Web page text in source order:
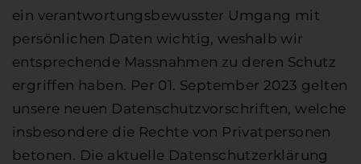
ein verantwortungsbewusster Umgang mit
persönlichen Daten wichtig, weshalb wir
entsprechende Massnahmen zu deren Schutz
ergriffen haben. Per 01. September 2023 gelten
unsere neuen Datenschutzvorschriften, welche
insbesondere die Rechte von Privatpersonen
betonen. Die aktuelle Datenschutzerklärung